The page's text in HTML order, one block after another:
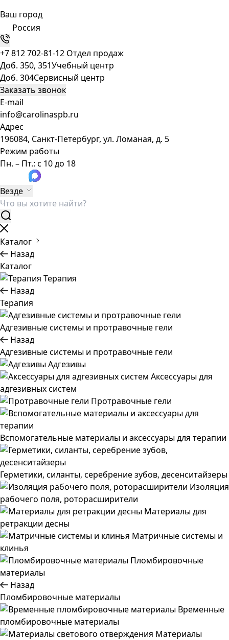
Ваш город
Россия
+7 812 702-81-12 Отдел продаж
Доб. 350, 351Учебный центр
Доб. 304Сервисный центр
Заказать звонок
E-mail
info@carolinaspb.ru
Адрес
196084, Санкт-Петербург, ул. Ломаная, д. 5
Режим работы
Пн. – Пт.: с 10 до 18
Везде
Каталог
Назад
Каталог
Терапия
Назад
Терапия
Адгезивные системы и протравочные гели
Назад
Адгезивные системы и протравочные гели
Адгезивы
Аксессуары для
адгезивных систем
Протравочные гели
Вспомогательные материалы и аксессуары для терапии
Герметики, силанты, серебрение зубов, десенситайзеры
Изоляция
рабочего поля, роторасширители
Материалы для
ретракции десны
Матричные системы и
клинья
Пломбировочные
материалы
Назад
Пломбировочные материалы
Временные
пломбировочные материалы
Материалы